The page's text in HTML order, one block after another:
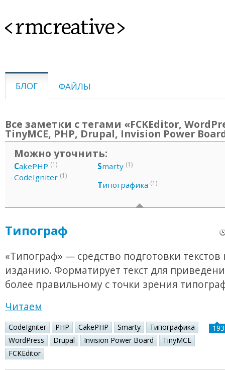
<rmcreative>
БЛОГ ФАЙЛЫ
Все заметки с тегами «FCKEditor,
TinyMCE, PHP, Drupal, Invision Power
Можно уточнить:
CakePHP (1)
CodeIgniter (1)
Smarty (1)
Типографика (1)
Типограф
«Типограф» — средство подготовки текстов
изданию. Форматирует текст для
более правильному с точки зрения
Читаем
CodeIgniter PHP CakePHP Smarty
Типографика
WordPress
Drupal Invision Power Board
TinyMCE
FCKEditor